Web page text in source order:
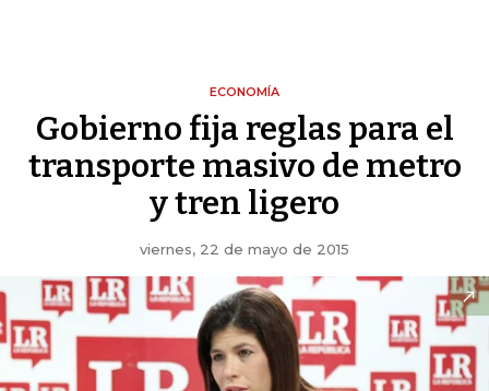
ECONOMÍA
Gobierno fija reglas para el
transporte masivo de metro
y tren ligero
viernes, 22 de mayo de 2015